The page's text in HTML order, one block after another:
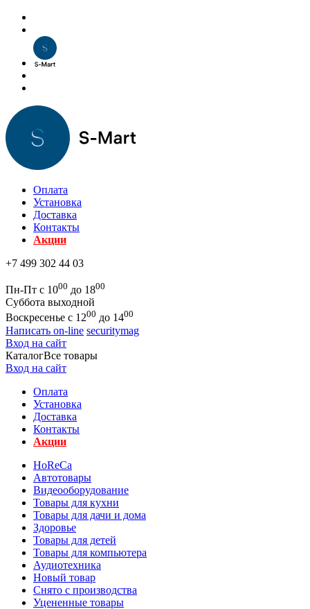
Оплата
Установка
Доставка
Контакты
Акции
+7 499 302 44 03
Пн-Пт с 1000 до 1800
Суббота выходной
Воскресенье с 1200 до 1400
Написать on-line securitymag
Вход на сайт
КаталогВсе товары
Вход на сайт
Оплата
Установка
Доставка
Контакты
Акции
HoReCa
Автотовары
Видеооборудование
Товары для кухни
Товары для дачи и дома
Здоровье
Товары для детей
Товары для компьютера
Аудиотехника
Новый товар
Снято с производства
Уцененные товары